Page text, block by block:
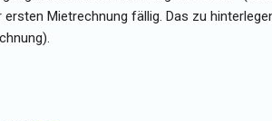
ersten Mietrechnung fällig. Das zu